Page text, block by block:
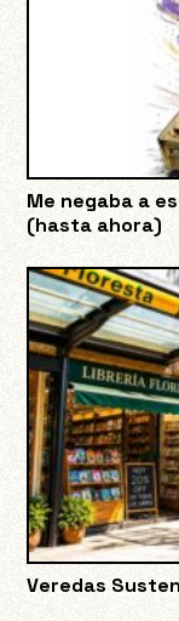
Me negaba a
(hasta ahora)
Veredas